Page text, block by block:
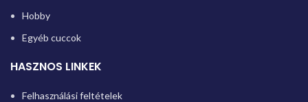
Hobby
Egyéb cuccok
HASZNOS LINKEK
Felhasználási feltételek